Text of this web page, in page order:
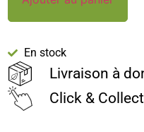
En stock
Livraison à
Click &